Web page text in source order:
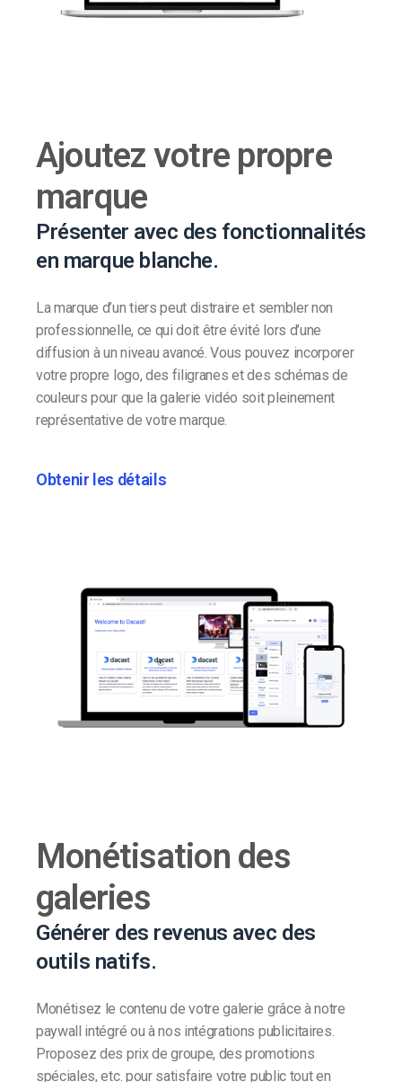
Ajoutez votre propre
marque
Présenter avec des fonctionnalités
en marque blanche.
La marque d’un tiers peut distraire et sembler non
professionnelle, ce qui doit être évité lors d’une
diffusion à un niveau avancé. Vous pouvez incorporer
votre propre logo, des filigranes et des schémas de
couleurs pour que la galerie vidéo soit pleinement
représentative de votre marque.
Obtenir les détails
Monétisation des
galeries
Générer des revenus avec des
outils natifs.
Monétisez le contenu de votre galerie grâce à notre
paywall intégré ou à nos intégrations publicitaires.
Proposez des prix de groupe, des promotions
spéciales, etc. pour satisfaire votre public tout en